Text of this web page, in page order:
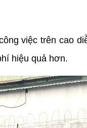
hiệu quả hơn.